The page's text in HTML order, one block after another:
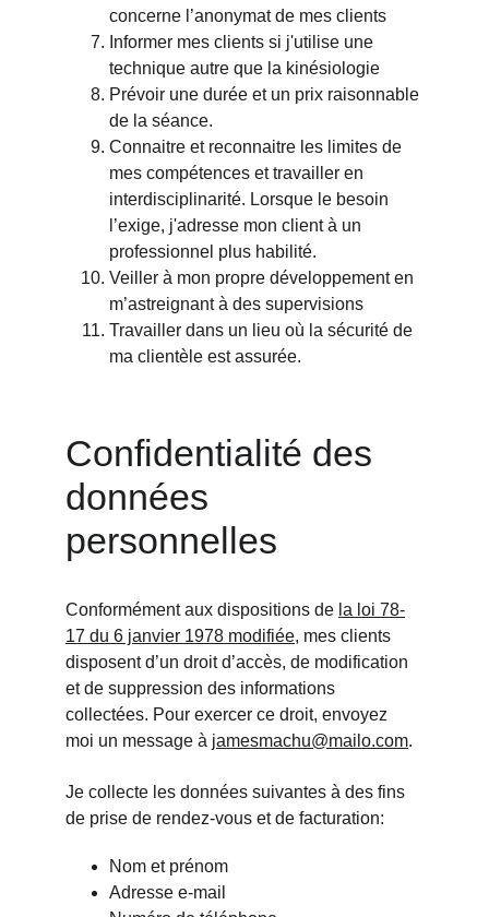
concerne l’anonymat de mes clients
Informer mes clients si j'utilise une
technique autre que la kinésiologie
Prévoir une durée et un prix raisonnable
de la séance.
Connaitre et reconnaitre les limites de
mes compétences et travailler en
interdisciplinarité. Lorsque le besoin
l’exige, j'adresse mon client à un
professionnel plus habilité.
Veiller à mon propre développement en
m’astreignant à des supervisions
Travailler dans un lieu où la sécurité de
ma clientèle est assurée.
Confidentialité des
données
personnelles
Conformément aux dispositions de la loi 78-
17 du 6 janvier 1978 modifiée, mes clients
disposent d’un droit d’accès, de modification
et de suppression des informations
collectées. Pour exercer ce droit, envoyez
moi un message à jamesmachu@mailo.com.
Je collecte les données suivantes à des fins
de prise de rendez-vous et de facturation:
Nom et prénom
Adresse e-mail